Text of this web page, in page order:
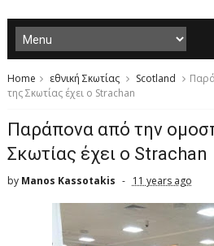
Home εθνική Σκωτίας Scotland
της Σκωτίας έχει ο Strachan
Παράπονα από την
Σκωτίας έχει ο Strachan
by Manos Kassotakis 11 years ago